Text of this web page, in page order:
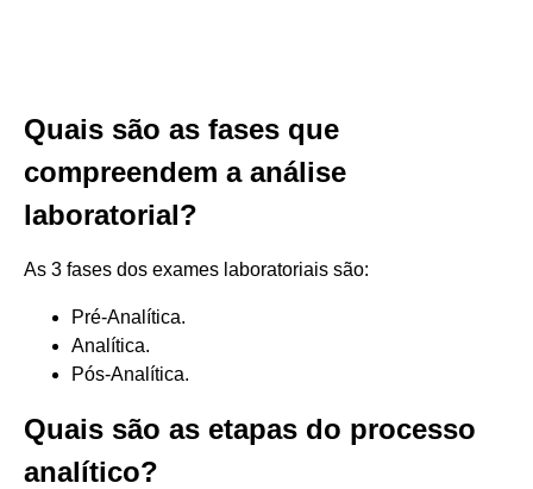
Quais são as fases que
compreendem a análise
laboratorial?
As 3 fases dos exames laboratoriais são:
Pré-Analítica.
Analítica.
Pós-Analítica.
Quais são as etapas do processo
analítico?